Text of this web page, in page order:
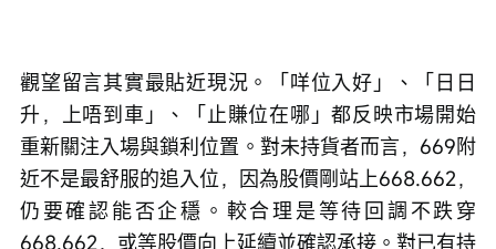
觀望留言其實最貼近現況。「咩位入好」、「日日
升，上唔到車」、「止賺位在哪」都反映市場開始
重新關注入場與鎖利位置。對未持貨者而言，669附
近不是最舒服的追入位，因為股價剛站上668.662，
仍要確認能否企穩。較合理是等待回調不跌穿
668.662，或等股價向上延續並確認承接。對已有持